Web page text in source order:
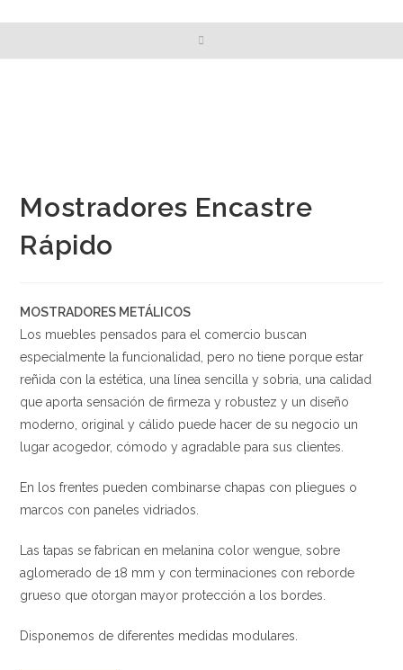
Mostradores Encastre
Rápido
MOSTRADORES METÁLICOS
Los muebles pensados para el comercio buscan
especialmente la funcionalidad, pero no tiene porque estar
reñida con la estética, una línea sencilla y sobria, una calidad
que aporta sensación de firmeza y robustez y un diseño
moderno, original y cálido puede hacer de su negocio un
lugar acogedor, cómodo y agradable para sus clientes.
En los frentes pueden combinarse chapas con pliegues o
marcos con paneles vidriados.
Las tapas se fabrican en melanina color wengue, sobre
aglomerado de 18 mm y con terminaciones con reborde
grueso que otorgan mayor protección a los bordes.
Disponemos de diferentes medidas modulares.